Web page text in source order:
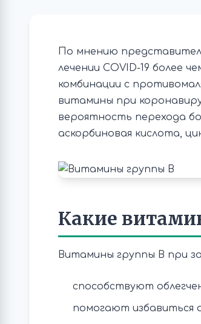
По мнению
лечении COVID-19 более
комбинации с
витамины при
вероятность перехода
аскорбиновая кислота,
Какие
Витамины группы В при
способствуют
помогают избавиться